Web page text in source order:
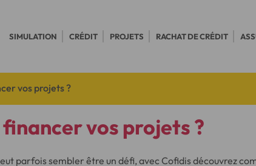
SIMULATION CRÉDIT PROJETS RACHAT DE CRÉDIT
vos projets ?
vos projets ?
parfois sembler être un défi, avec Cofidis découvrez